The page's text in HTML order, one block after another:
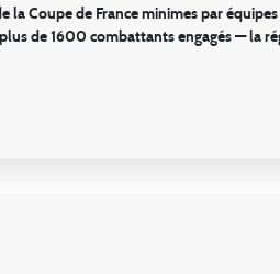
la Coupe de France minimes par équipes
de 1600 combattants engagés — la